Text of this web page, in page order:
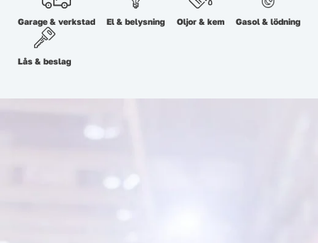
Garage & verkstad El & belysning Oljor & kem Gasol & lödning
Lås & beslag